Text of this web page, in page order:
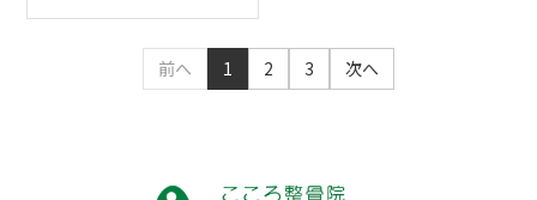
前へ 1 2 3 次へ